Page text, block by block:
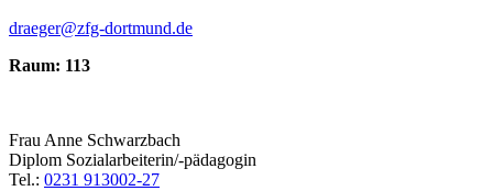
draeger@zfg-dortmund.de
Raum: 113
Frau Anne Schwarzbach
Diplom Sozialarbeiterin/-pädagogin
Tel.: 0231 913002-27